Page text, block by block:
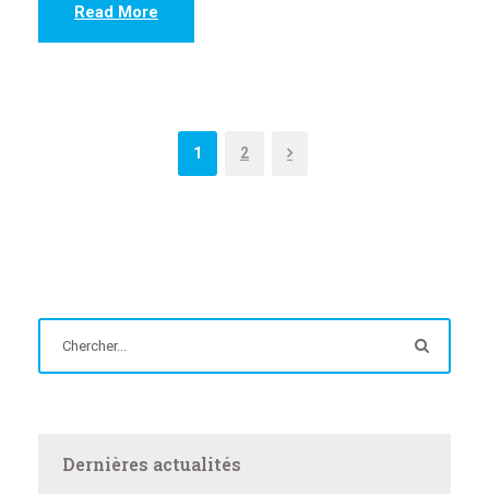
Read More
1 2
Dernières actualités